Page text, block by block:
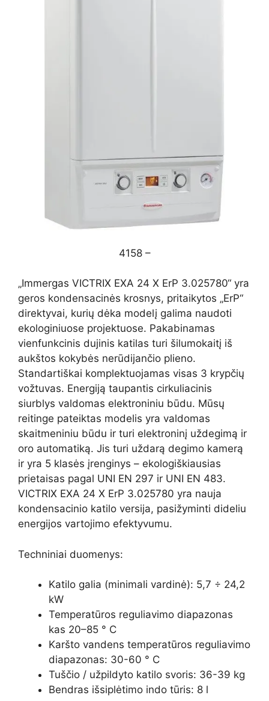
4158 –
„Immergas VICTRIX EXA 24 X ErP 3.025780“ yra
geros kondensacinės krosnys, pritaikytos „ErP“
direktyvai, kurių dėka modelį galima naudoti
ekologiniuose projektuose. Pakabinamas
vienfunkcinis dujinis katilas turi šilumokaitį iš
aukštos kokybės nerūdijančio plieno.
Standartiškai komplektuojamas visas 3 krypčių
vožtuvas. Energiją taupantis cirkuliacinis
siurblys valdomas elektroniniu būdu. Mūsų
reitinge pateiktas modelis yra valdomas
skaitmeniniu būdu ir turi elektroninį uždegimą ir
oro automatiką. Jis turi uždarą degimo kamerą
ir yra 5 klasės įrenginys – ekologiškiausias
prietaisas pagal UNI EN 297 ir UNI EN 483.
VICTRIX EXA 24 X ErP 3.025780 yra nauja
kondensacinio katilo versija, pasižyminti dideliu
energijos vartojimo efektyvumu.
Techniniai duomenys:
Katilo galia (minimali vardinė): 5,7 ÷ 24,2
kW
Temperatūros reguliavimo diapazonas
kas 20–85 ° C
Karšto vandens temperatūros reguliavimo
diapazonas: 30-60 ° C
Tuščio / užpildyto katilo svoris: 36-39 kg
Bendras išsiplėtimo indo tūris: 8 l